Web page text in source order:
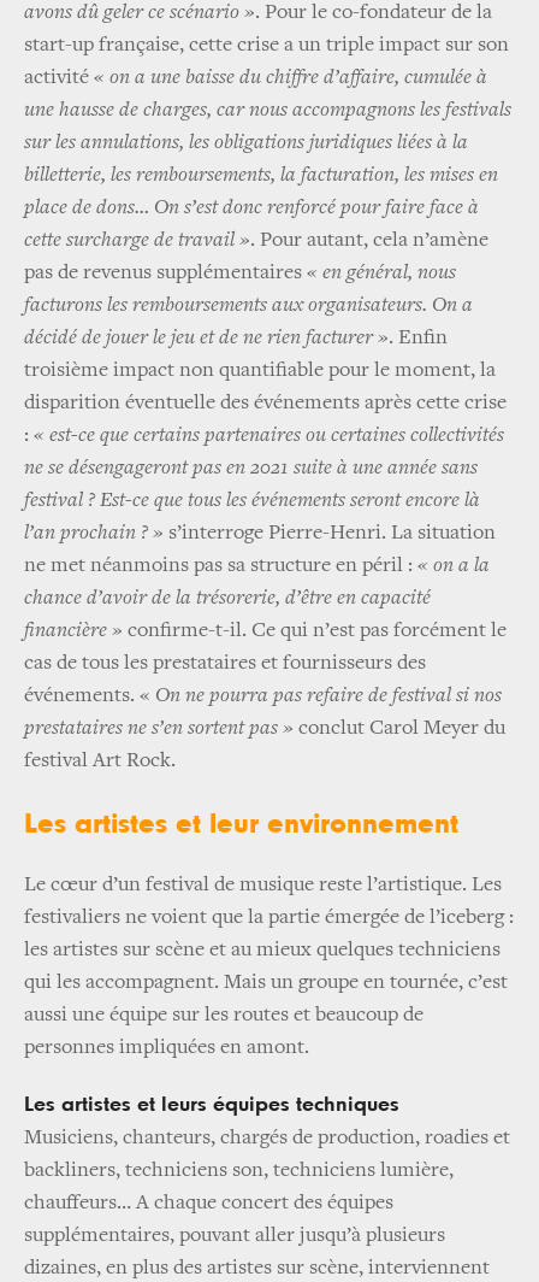
avons dû geler ce scénario ». Pour le co-fondateur de la
start-up française, cette crise a un triple impact sur son
activité « on a une baisse du chiffre d’affaire, cumulée à
une hausse de charges, car nous accompagnons les festivals
sur les annulations, les obligations juridiques liées à la
billetterie, les remboursements, la facturation, les mises en
place de dons… On s’est donc renforcé pour faire face à
cette surcharge de travail ». Pour autant, cela n’amène
pas de revenus supplémentaires « en général, nous
facturons les remboursements aux organisateurs. On a
décidé de jouer le jeu et de ne rien facturer ». Enfin
troisième impact non quantifiable pour le moment, la
disparition éventuelle des événements après cette crise
: « est-ce que certains partenaires ou certaines collectivités
ne se désengageront pas en 2021 suite à une année sans
festival ? Est-ce que tous les événements seront encore là
l’an prochain ? » s’interroge Pierre-Henri. La situation
ne met néanmoins pas sa structure en péril : « on a la
chance d’avoir de la trésorerie, d’être en capacité
financière » confirme-t-il. Ce qui n’est pas forcément le
cas de tous les prestataires et fournisseurs des
événements. « On ne pourra pas refaire de festival si nos
prestataires ne s’en sortent pas » conclut Carol Meyer du
festival Art Rock.
Les artistes et leur environnement
Le cœur d’un festival de musique reste l’artistique. Les
festivaliers ne voient que la partie émergée de l’iceberg :
les artistes sur scène et au mieux quelques techniciens
qui les accompagnent. Mais un groupe en tournée, c’est
aussi une équipe sur les routes et beaucoup de
personnes impliquées en amont.
Les artistes et leurs équipes techniques
Musiciens, chanteurs, chargés de production, roadies et
backliners, techniciens son, techniciens lumière,
chauffeurs… A chaque concert des équipes
supplémentaires, pouvant aller jusqu’à plusieurs
dizaines, en plus des artistes sur scène, interviennent